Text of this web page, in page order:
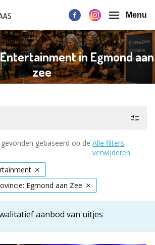
Menu
in Egmond aan
zee
gebaseerd op de Alle filters
verwijderen
Egmond aan Zee
aanbod van uitjes